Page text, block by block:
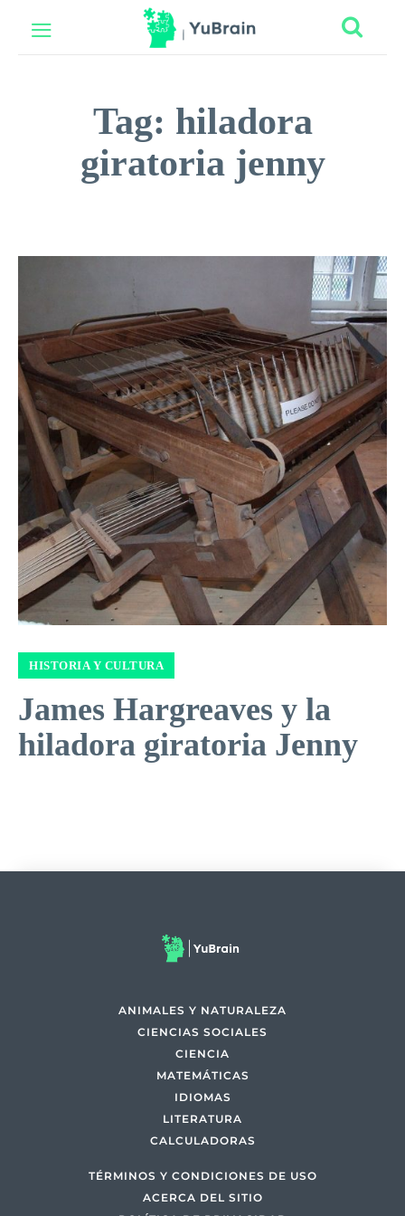
Tag: hiladora
giratoria jenny
HISTORIA Y CULTURA
James Hargreaves y la
hiladora giratoria Jenny
ANIMALES Y NATURALEZA
CIENCIAS SOCIALES
CIENCIA
MATEMÁTICAS
IDIOMAS
LITERATURA
CALCULADORAS
TÉRMINOS Y CONDICIONES DE USO
ACERCA DEL SITIO